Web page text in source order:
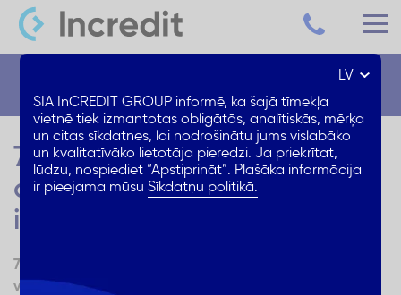
7 padomi: palielini vērtību
dzīvoklim, lai to veiksmīgi
izīrētu
7 padomi, kā plānot, rēķināt un rīkoties, lai palielinātu
vērtību savam dzīvoklim, kuru plāno izīrēt īstermiņā vai
LV
SIA InCREDIT GROUP informē, ka šajā tīmekļa
vietnē tiek izmantotas obligātās, analītiskās, mērķa
un citas sīkdatnes, lai nodrošinātu jums vislabāko
un kvalitatīvāko lietotāja pieredzi. Ja priekrītat,
lūdzu, nospiediet “Apstiprināt”. Plašāka informācija
ir pieejama mūsuSīkdatņu politikā.